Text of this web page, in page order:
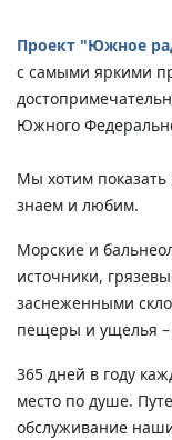
Проект "Южное
с самыми яркими
Южного
Мы хотим
знаем и любим.
Морские и
источники,
заснеженными
пещеры и ущелья –
365 дней в году
место по душе.
обслуживание